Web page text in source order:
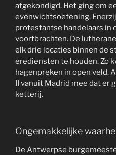
afgekondigd. Het ging om
evenwichtsoefening.
protestantse handelaars in
voortbrachten. De
elk drie locaties binnen de
erediensten te houden. Zo
hagenpreken in open veld.
II vanuit Madrid mee dat er
ketterij.
Ongemakkelijke
De Antwerpse